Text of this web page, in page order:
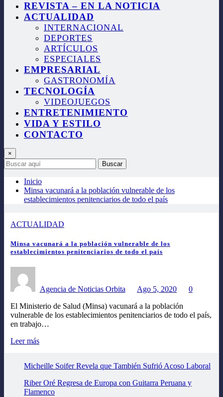
REVISTA – EN LA NOTICIA
ACTUALIDAD
INTERNACIONAL
DEPORTES
ARTÍCULOS
ESPECIALES
EMPRESARIAL
GASTRONOMÍA
TECNOLOGÍA
VIDEOJUEGOS
ENTRETENIMIENTO
VIDA Y ESTILO
CONTACTO
×
Buscar
Inicio
Minsa vacunará a la población vulnerable de los
establecimientos penitenciarios de todo el país
ACTUALIDAD
Minsa vacunará a la población vulnerable de los
establecimientos penitenciarios de todo el país
Agencia de Noticias Orbita Ago 5, 2020
0
El Ministerio de Salud (Minsa) vacunará a la población
vulnerable de los establecimientos penitenciarios de todo el país,
en trabajo…
Leer más
Micheille Soifer Revela que También Sufrió Acoso Laboral
Riber Oré Regresa de Europa con Guitarra Peruana y
Flamenco